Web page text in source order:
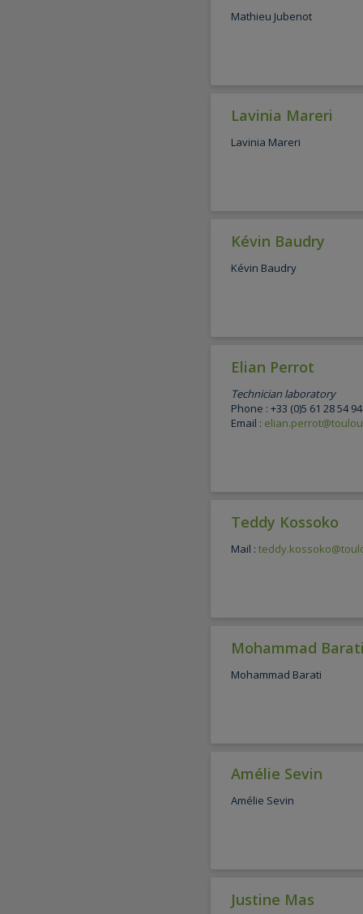
Mathieu Jubenot
Lavinia Mareri
Lavinia Mareri
Kévin Baudry
Kévin Baudry
Elian Perrot
Technician laboratory
Phone : +33 (0)5 61 28 54 94
Email :
Teddy Kossoko
Mail :
Mohammad
Mohammad Barati
Amélie Sevin
Amélie Sevin
Justine Mas